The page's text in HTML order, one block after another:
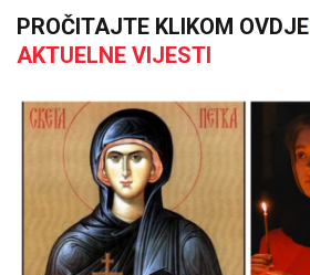
PROČITAJTE KLIKOM OVDJE
AKTUELNE VIJESTI